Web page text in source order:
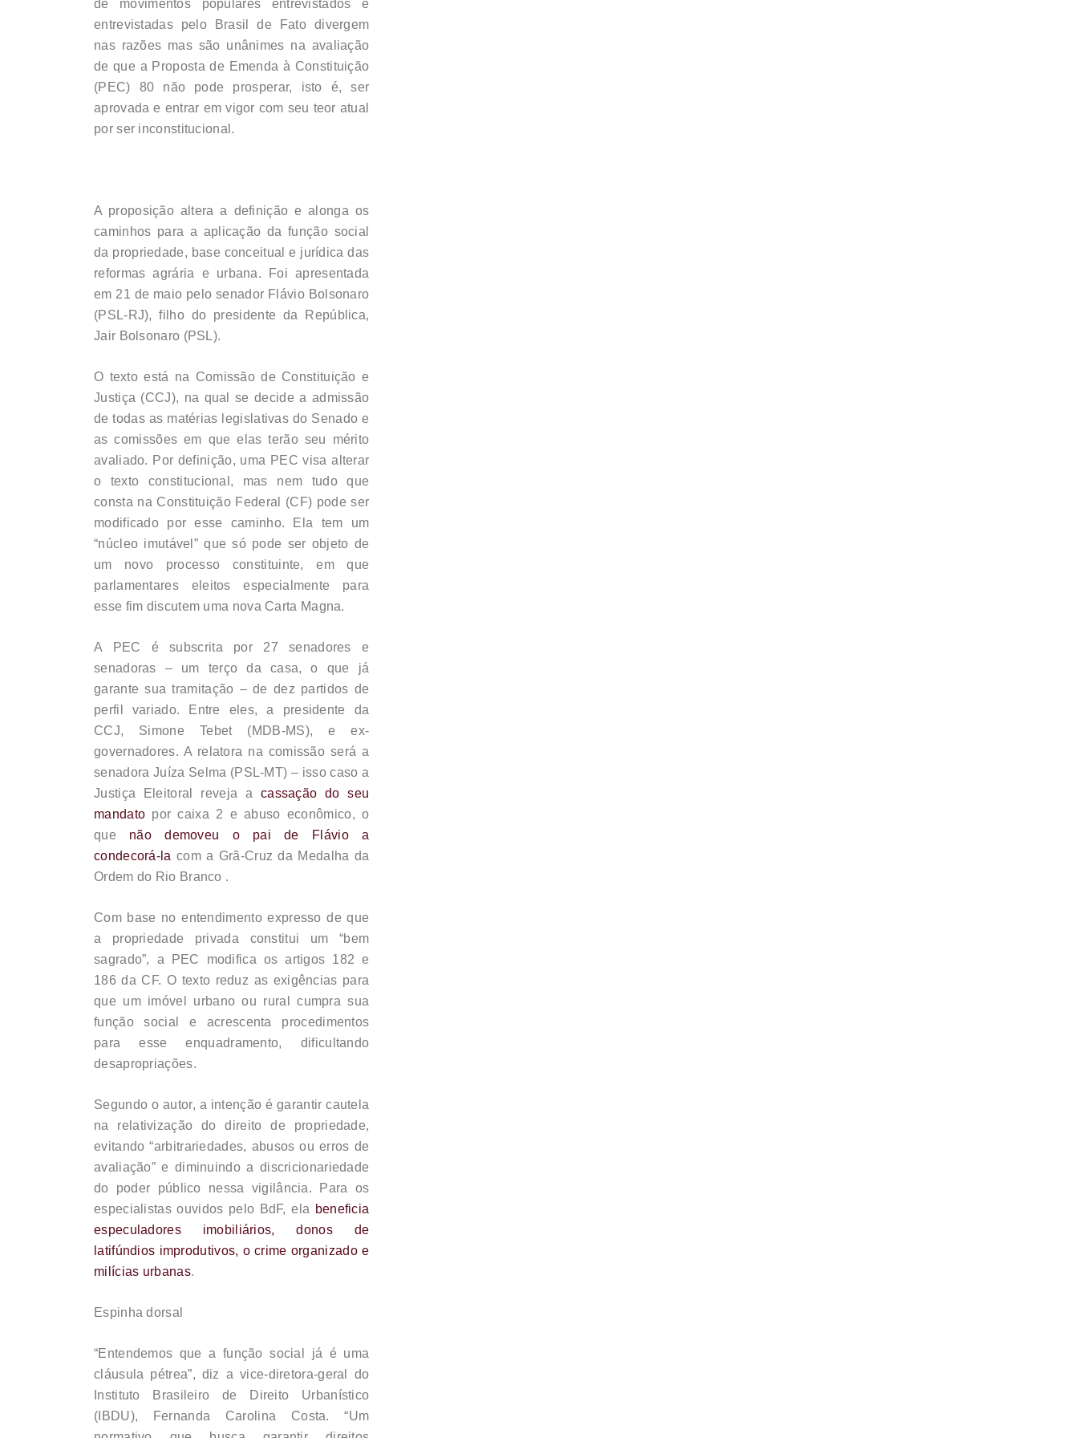
de movimentos populares entrevistados e
entrevistadas pelo Brasil de Fato divergem
nas razões mas são unânimes na avaliação
de que a Proposta de Emenda à Constituição
(PEC) 80 não pode prosperar, isto é, ser
aprovada e entrar em vigor com seu teor atual
por ser inconstitucional.
A proposição altera a definição e alonga os
caminhos para a aplicação da função social
da propriedade, base conceitual e jurídica das
reformas agrária e urbana. Foi apresentada
em 21 de maio pelo senador Flávio Bolsonaro
(PSL-RJ), filho do presidente da República,
Jair Bolsonaro (PSL).
O texto está na Comissão de Constituição e
Justiça (CCJ), na qual se decide a admissão
de todas as matérias legislativas do Senado e
as comissões em que elas terão seu mérito
avaliado. Por definição, uma PEC visa alterar
o texto constitucional, mas nem tudo que
consta na Constituição Federal (CF) pode ser
modificado por esse caminho. Ela tem um
“núcleo imutável” que só pode ser objeto de
um novo processo constituinte, em que
parlamentares eleitos especialmente para
esse fim discutem uma nova Carta Magna.
A PEC é subscrita por 27 senadores e
senadoras – um terço da casa, o que já
garante sua tramitação – de dez partidos de
perfil variado. Entre eles, a presidente da
CCJ, Simone Tebet (MDB-MS), e ex-
governadores. A relatora na comissão será a
senadora Juíza Selma (PSL-MT) – isso caso a
Justiça Eleitoral reveja a cassação do seu
mandato por caixa 2 e abuso econômico, o
que não demoveu o pai de Flávio a
condecorá-la com a Grã-Cruz da Medalha da
Ordem do Rio Branco .
Com base no entendimento expresso de que
a propriedade privada constitui um “bem
sagrado”, a PEC modifica os artigos 182 e
186 da CF. O texto reduz as exigências para
que um imóvel urbano ou rural cumpra sua
função social e acrescenta procedimentos
para esse enquadramento, dificultando
desapropriações.
Segundo o autor, a intenção é garantir cautela
na relativização do direito de propriedade,
evitando “arbitrariedades, abusos ou erros de
avaliação” e diminuindo a discricionariedade
do poder público nessa vigilância. Para os
especialistas ouvidos pelo BdF, ela beneficia
especuladores imobiliários, donos de
latifúndios improdutivos, o crime organizado e
milícias urbanas.
Espinha dorsal
“Entendemos que a função social já é uma
cláusula pétrea”, diz a vice-diretora-geral do
Instituto Brasileiro de Direito Urbanístico
(IBDU), Fernanda Carolina Costa. “Um